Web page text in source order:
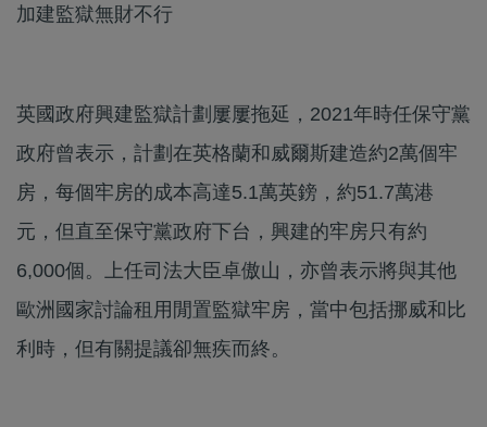
加建監獄無財不行
英國政府興建監獄計劃屢屢拖延，2021年時任保守黨
政府曾表示，計劃在英格蘭和威爾斯建造約2萬個牢
房，每個牢房的成本高達5.1萬英鎊，約51.7萬港
元，但直至保守黨政府下台，興建的牢房只有約
6,000個。上任司法大臣卓傲山，亦曾表示將與其他
歐洲國家討論租用閒置監獄牢房，當中包括挪威和比
利時，但有關提議卻無疾而終。